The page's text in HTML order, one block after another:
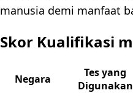
manusia demi manfaat
Skor Kualifikasi
Negara
Tes yang
Digunakan